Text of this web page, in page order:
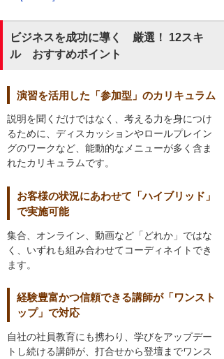
ビジネスを成功に導く 厳選！ 12スキ
ル おすすめポイント
演習を活用した「参加型」のカリキュラム
説明を聞くだけではなく、考える力を身につけ
るために、ディスカッションやロールプレイン
グのワークなど、能動的なメニューが多く含ま
れたカリキュラムです。
お客様の状況にあわせて「ハイブリッド」
で実施可能
集合、オンライン、動画など「どれか」ではな
く、いずれも組み合わせてコーディネイトでき
ます。
経験豊富かつ信頼できる講師が「ワンスト
ップ」で対応
自社の社員教育にも携わり、学びをアップデー
トし続ける講師が、打合せから登壇までワンス